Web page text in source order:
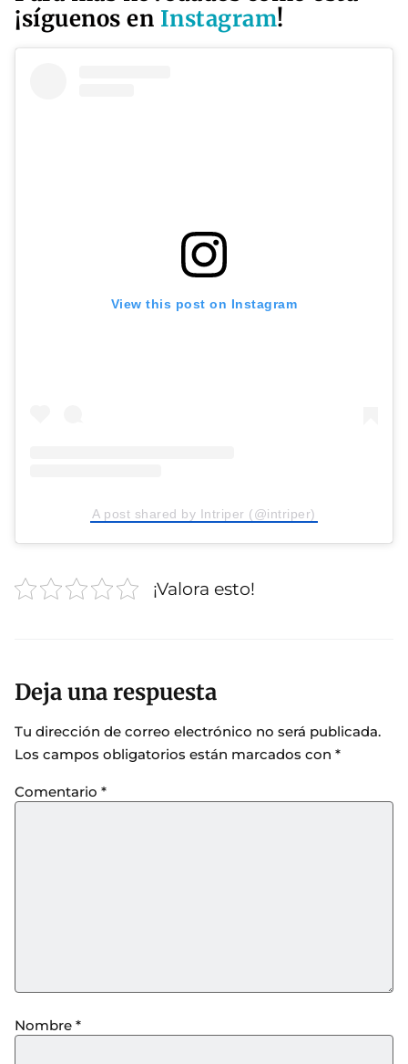
¡síguenos en Instagram!
View this post on Instagram
A post shared by Intriper (@intriper)
¡Valora esto!
Deja una respuesta
Tu dirección de correo electrónico no será publicada.
Los campos obligatorios están marcados con *
Comentario *
Nombre *